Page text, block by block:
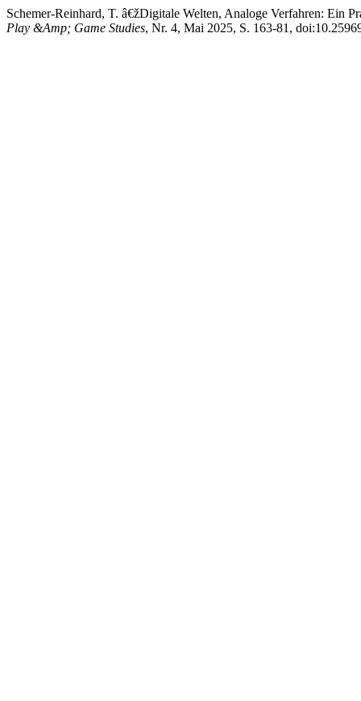
Schemer-Reinhard, T. â€žDigitale Welten, Analoge Verfahren: Ein
Play &Amp; Game Studies, Nr. 4, Mai 2025, S. 163-81,